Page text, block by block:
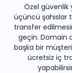
Özel güvenlik
üçüncü şahıslar
transfer
geçin. Domain
başka bir
ücretsiz iç